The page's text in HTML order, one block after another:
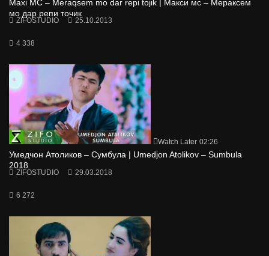
Maxi MC – Meraqsem mo dar repi tojik | Макси мс – Мераксем
мо дар репи точик
ZIFOSTUDIO 25.10.2013
4 338
Watch Later 02:26
Умедчон Атоликов – Сумбула | Umedjon Atolikov – Sumbula
2018
ZIFOSTUDIO 29.03.2018
6 272